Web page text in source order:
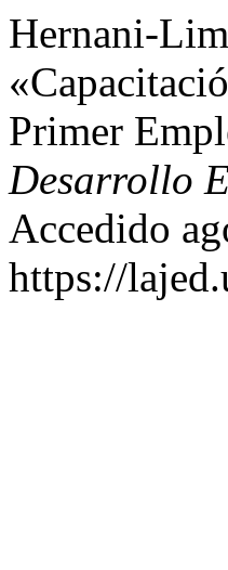
Hernani-
Primer
Desarrollo
Accedido
https://